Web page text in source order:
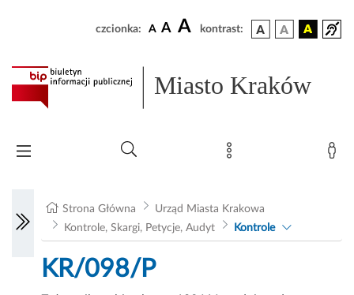
czcionka: A A A kontrast:
Miasto Kraków
Strona Główna
Urząd Miasta Krakowa
Kontrole, Skargi, Petycje, Audyt
Kontrole
KR/098/P